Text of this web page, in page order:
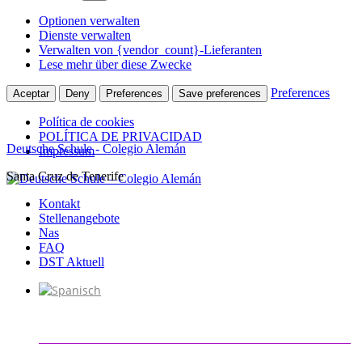
Optionen verwalten
Dienste verwalten
Verwalten von {vendor_count}-Lieferanten
Lese mehr über diese Zwecke
Aceptar Deny Preferences Save preferences Preferences
Política de cookies
POLÍTICA DE PRIVACIDAD
Impressum
Zum
springen
Deutsche Schule - Colegio Alemán
Santa Cruz de Tenerife
Kontakt
Stellenangebote
Nas
FAQ
DST Aktuell